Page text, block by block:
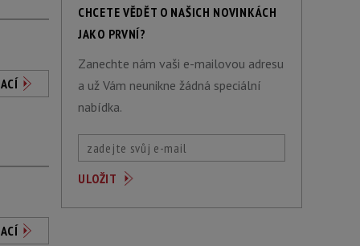
CHCETE VĚDĚT O NAŠICH NOVINKÁCH
JAKO PRVNÍ?
Zanechte nám vaši e-mailovou adresu
a už Vám neunikne žádná speciální
nabídka.